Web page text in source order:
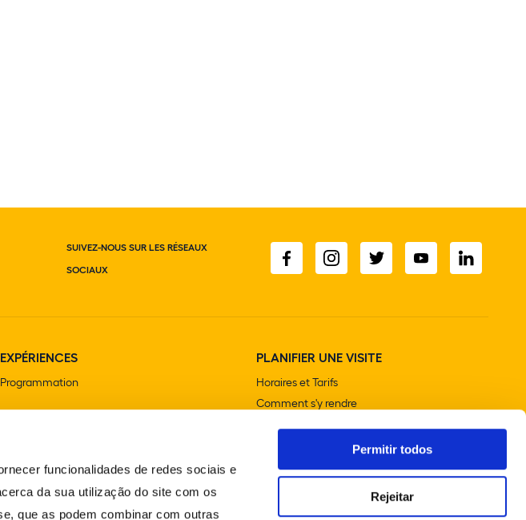
funcionalidades de redes sociais e
da sua utilização do site com os
que as podem combinar com outras
Permitir todos
Rejeitar
SUIVEZ-NOUS SUR LES RÉSEAUX
SOCIAUX
EXPÉRIENCES
Programmation
PLANIFIER UNE VISITE
Horaires et Tarifs
Comment s'y rendre
Cafétérias et restaurants